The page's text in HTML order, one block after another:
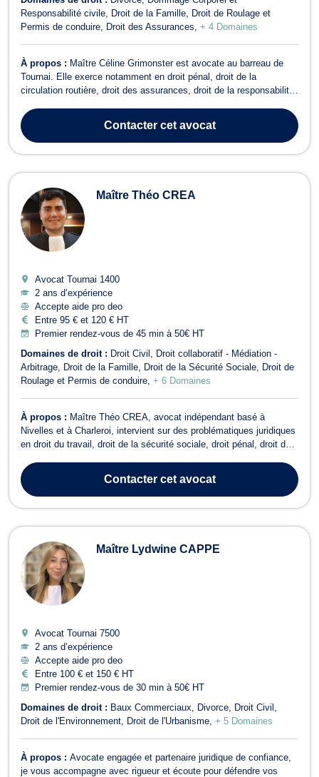
Responsabilité civile
Droit de la Famille
Droit de Roulage et
Permis de conduire
Droit des Assurances + 4 Domaines
À propos : Maître Céline Grimonster est avocate au barreau de
Tournai. Elle exerce notamment en droit pénal, droit de la
circulation routière, droit des assurances, droit de la responsabilité
l’écoute, elle accompagne ses clients à chaque étape de la
procédure, avec ...
Contactercet avocat
Maître Théo CREA
Avocat Tournai 1400
2 ans d’expérience
Accepte aide pro deo
Entre 95 € et 120 € HT
Premier rendez-vous de 45 min à 50€ HT
Domaines de droit : Droit Civil
Droit collaboratif - Médiation -
Arbitrage
Droit de la Famille Droit de la Sécurité Sociale
Droit de
Roulage et Permis de conduire + 6 Domaines
À propos : Maître Théo CREA, avocat indépendant basé à
Nivelles et à Charleroi, intervient sur des problématiques juridiques
en droit du travail, droit de la sécurité sociale, droit pénal, droit des
arbitrage. Il met son expertise à votre service pour défendre vos ...
Contactercet avocat
Maître Lydwine CAPPE
Avocat Tournai 7500
2 ans d’expérience
Accepte aide pro deo
Entre 100 € et 150 € HT
Premier rendez-vous de 30 min à 50€ HT
Domaines de droit : Baux Commerciaux Divorce
Droit Civil
Droit de l'Environnement
Droit de l'Urbanisme + 5 Domaines
À propos : Avocate engagée et partenaire juridique de confiance,
je vous accompagne avec rigueur et écoute pour défendre vos